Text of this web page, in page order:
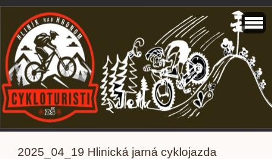
2025_04_19 Hlinická jarná cyklojazda